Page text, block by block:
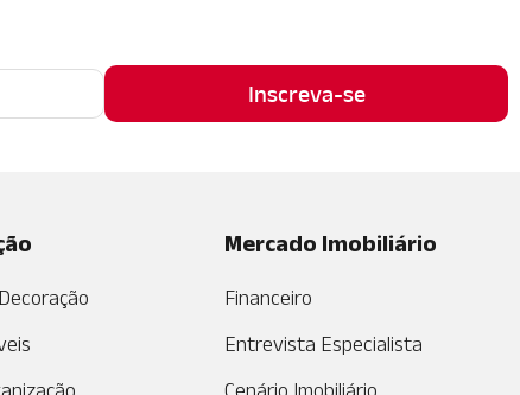
Mercado Imobiliário
Financeiro
Entrevista Especialista
Cenário Imobiliário